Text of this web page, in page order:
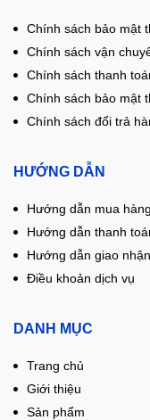
Chính sách bảo mật
Chính sách vận
Chính sách thanh
Chính sách bảo mật
Chính sách đổi trả
HƯỚNG DẪN
Hướng dẫn mua hàng
Hướng dẫn thanh
Hướng dẫn giao nhận
Điều khoản dịch vụ
DANH MỤC
Trang chủ
Giới thiệu
Sản phẩm